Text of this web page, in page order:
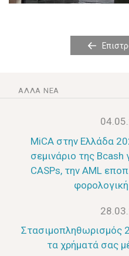
ΆΛΛΑ ΝΈΑ
MiCA στην Ελλάδα
σεμινάριο της Bcash
CASPs, την AML
Στασιμοπληθωρισμός
τα χρήματά σας